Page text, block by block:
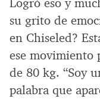
su grito de
en Chiseled?
ese movimiento
de 80 kg. “Soy
palabra que